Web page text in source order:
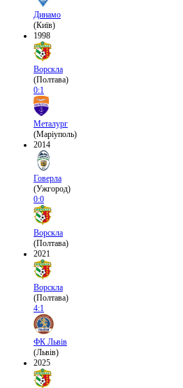
Динамо
(Київ)
1998
Ворскла
(Полтава)
0:1
Металург
(Маріуполь)
2014
Говерла
(Ужгород)
0:0
Ворскла
(Полтава)
2021
Ворскла
(Полтава)
4:1
ФК Львів
(Львів)
2025